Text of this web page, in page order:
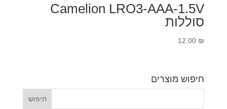
Camelion LRO3-AAA-1.5V
סוללות
12.00 ₪
חיפוש מוצרים